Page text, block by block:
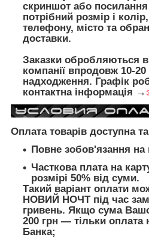
скриншот або посилання
потрібний розмір і
телефону, місто та
доставки.
Заказки обробляються
компанії впродовж 10-
надходження. Графік
контактна інформація →
Оплата товарів доступна
Повне зобов'язання
Часткова плата на
розмірі 50% від суми.
Такий варіант оплати
НОВИЙ НОЧТ під час
гривень. Якщо сума
200 грн — тільки оплата
Банка;